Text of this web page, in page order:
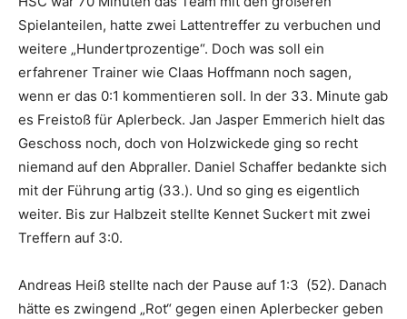
Spielanteilen, hatte zwei Lattentreffer zu verbuchen und
weitere „Hundertprozentige“. Doch was soll ein
erfahrener Trainer wie Claas Hoffmann noch sagen,
wenn er das 0:1 kommentieren soll. In der 33. Minute gab
es Freistoß für Aplerbeck. Jan Jasper Emmerich hielt das
Geschoss noch, doch von Holzwickede ging so recht
niemand auf den Abpraller. Daniel Schaffer bedankte sich
mit der Führung artig (33.). Und so ging es eigentlich
weiter. Bis zur Halbzeit stellte Kennet Suckert mit zwei
Treffern auf 3:0.
Andreas Heiß stellte nach der Pause auf 1:3 (52). Danach
hätte es zwingend „Rot“ gegen einen Aplerbecker geben